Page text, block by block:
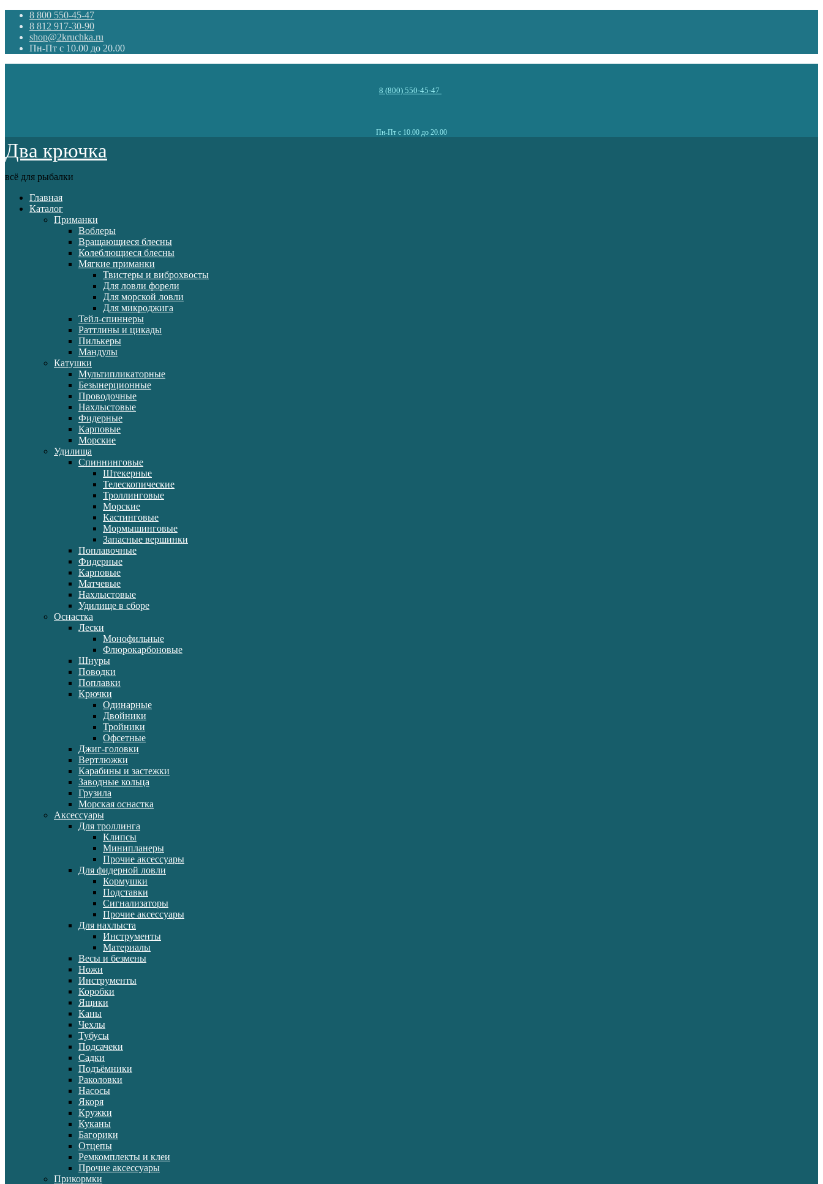
8 800 550-45-47
8 812 917-30-90
shop@2kruchka.ru
Пн-Пт с 10.00 до 20.00
8 (800) 550-45-47
Пн-Пт с 10.00 до 20.00
Два крючка
всё для рыбалки
Главная
Каталог
Приманки
Воблеры
Вращающиеся блесны
Колеблющиеся блесны
Мягкие приманки
Твистеры и виброхвосты
Для ловли форели
Для морской ловли
Для микроджига
Тейл-спиннеры
Раттлины и цикады
Пилькеры
Мандулы
Катушки
Мультипликаторные
Безынерционные
Проводочные
Нахлыстовые
Фидерные
Карповые
Морские
Удилища
Спиннинговые
Штекерные
Телескопические
Троллинговые
Морские
Кастинговые
Мормышинговые
Запасные вершинки
Поплавочные
Фидерные
Карповые
Матчевые
Нахлыстовые
Удилище в сборе
Оснастка
Лески
Монофильные
Флюрокарбоновые
Шнуры
Поводки
Поплавки
Крючки
Одинарные
Двойники
Тройники
Офсетные
Джиг-головки
Вертлюжки
Карабины и застежки
Заводные кольца
Грузила
Морская оснастка
Аксессуары
Для троллинга
Клипсы
Минипланеры
Прочие аксессуары
Для фидерной ловли
Кормушки
Подставки
Сигнализаторы
Прочие аксессуары
Для нахлыста
Инструменты
Материалы
Весы и безмены
Ножи
Инструменты
Коробки
Ящики
Каны
Чехлы
Тубусы
Подсачеки
Садки
Подъёмники
Раколовки
Насосы
Якоря
Кружки
Куканы
Багорики
Отцепы
Ремкомплекты и клеи
Прочие аксессуары
Прикормки